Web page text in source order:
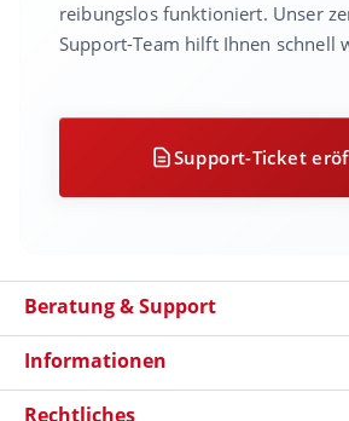
reibungslos funktioniert. Unser
Support-Team hilft Ihnen schnell
Support-Ticket
Beratung & Support
Informationen
Rechtliches